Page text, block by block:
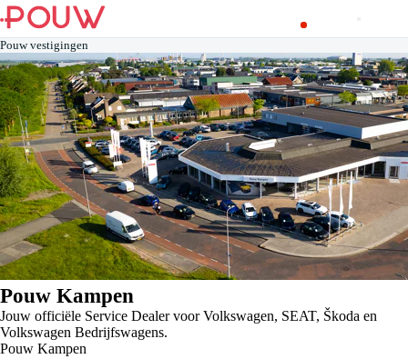
Pouw vestigingen
Pouw Kampen
Jouw officiële Service Dealer voor Volkswagen, SEAT, Škoda en
Volkswagen Bedrijfswagens.
Pouw Kampen